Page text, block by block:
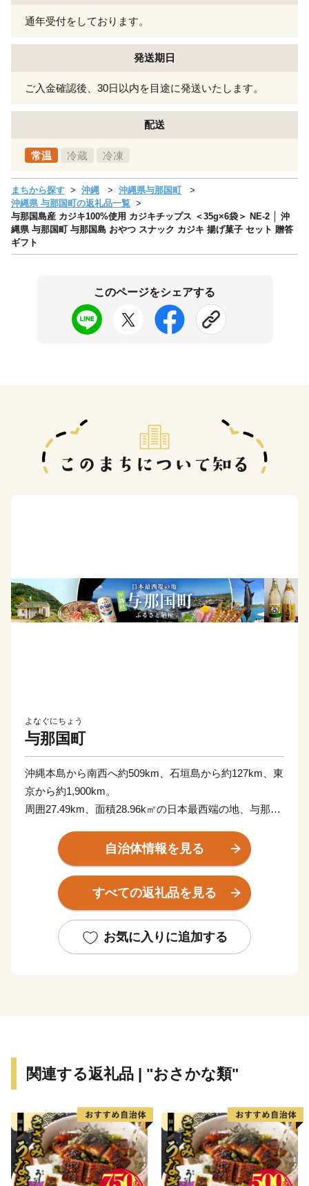
通年受付をしております。
発送期日
ご入金確認後、30日以内を目途に発送いたします。
配送
常温 冷蔵 冷凍
まちから探す 沖縄
沖縄県与那国町
沖縄県 与那国町の返礼品一覧
与那国島産 カジキ100%使用 カジキチップス ＜35g×6袋＞ NE-2 │ 沖
縄県 与那国町 与那国島 おやつ スナック カジキ 揚げ菓子 セット 贈答
ギフト
このページをシェアする
よなぐにちょう
与那国町
沖縄本島から南西へ約509km、石垣島から約127km、東
京から約1,900km。
周囲27.49km、面積28.96k㎡の日本最西端の地、与那国
隣接する台湾とは、約111kmの距離にあり、年に数回、
台湾の山並みが見えることもあります。
荒々しい波が打ち付ける断崖絶壁の景観は力強さがあ
り、自然・文化・歴史すべてが八重山のどの島にもない
自治体情報を見る
すべての返礼品を見る
お気に入りに追加する
関連する返礼品 | "おさかな類"